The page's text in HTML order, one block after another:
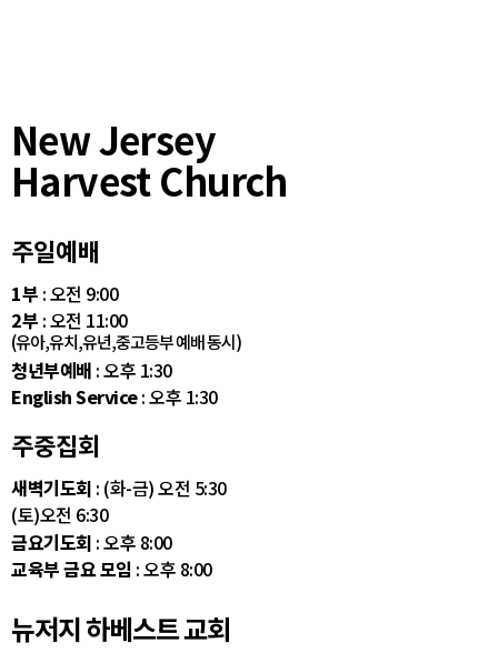
New Jersey
Harvest Church
주일예배
1부 : 오전 9:00
2부 : 오전 11:00
(유아,유치,유년,중고등부 예배 동시)
청년부예배 : 오후 1:30
English Service: 오후 1:30
주중집회
새벽기도회 : (화-금) 오전 5:30
(토)오전 6:30
금요기도회 : 오후 8:00
교육부 금요 모임 : 오후 8:00
뉴저지 하베스트 교회